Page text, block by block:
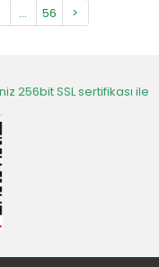
... 56 >
256bit SSL sertifikası ile